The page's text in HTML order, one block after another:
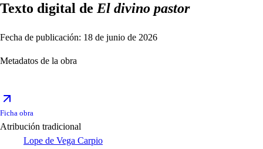
Texto digital de El divino pastor
Fecha de publicación: 18 de junio de 2026
Metadatos de la obra
Ficha obra
Atribución tradicional
Lope de Vega Carpio